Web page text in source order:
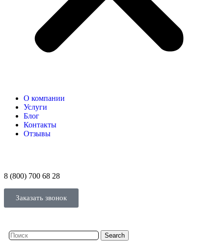
О компании
Услуги
Блог
Контакты
Отзывы
8 (800) 700 68 28
Заказать звонок
Search